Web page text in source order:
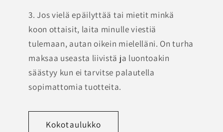
3. Jos vielä epäilyttää tai mietit minkä
koon ottaisit, laita minulle viestiä
tulemaan, autan oikein mielelläni. On turha
maksaa useasta liivistä ja luontoakin
säästyy kun ei tarvitse palautella
sopimattomia tuotteita.
Kokotaulukko